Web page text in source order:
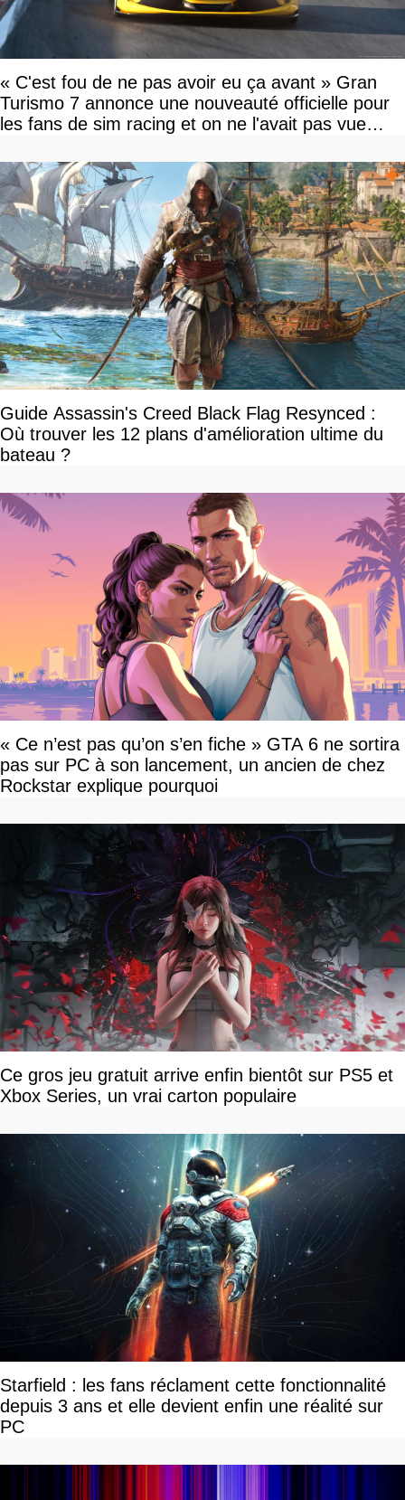
« C'est fou de ne pas avoir eu ça avant » Gran
Turismo 7 annonce une nouveauté officielle pour
les fans de sim racing et on ne l'avait pas vue
Guide Assassin's Creed Black Flag Resynced :
Où trouver les 12 plans d'amélioration ultime du
bateau ?
« Ce n’est pas qu’on s’en fiche » GTA 6 ne sortira
pas sur PC à son lancement, un ancien de chez
Rockstar explique pourquoi
Ce gros jeu gratuit arrive enfin bientôt sur PS5 et
Xbox Series, un vrai carton populaire
Starfield : les fans réclament cette fonctionnalité
depuis 3 ans et elle devient enfin une réalité sur
PC